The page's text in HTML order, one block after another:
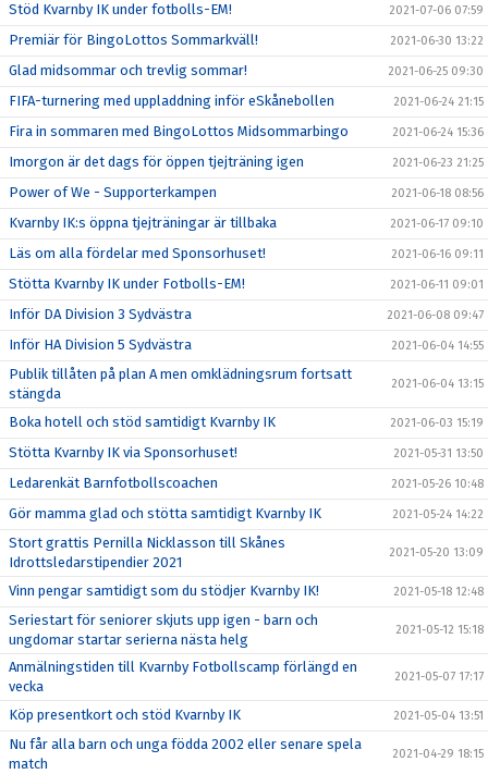
Stöd Kvarnby IK under fotbolls-EM! 2021-07-06 07:59
Premiär för BingoLottos Sommarkväll! 2021-06-30 13:22
Glad midsommar och trevlig sommar! 2021-06-25 09:30
FIFA-turnering med uppladdning inför eSkånebollen 2021-06-24 21:15
Fira in sommaren med BingoLottos Midsommarbingo 2021-06-24 15:36
Imorgon är det dags för öppen tjejträning igen 2021-06-23 21:25
Power of We - Supporterkampen 2021-06-18 08:56
Kvarnby IK:s öppna tjejträningar är tillbaka 2021-06-17 09:10
Läs om alla fördelar med Sponsorhuset! 2021-06-16 09:11
Stötta Kvarnby IK under Fotbolls-EM! 2021-06-11 09:01
Inför DA Division 3 Sydvästra 2021-06-08 09:47
Inför HA Division 5 Sydvästra 2021-06-04 14:55
Publik tillåten på plan A men omklädningsrum fortsatt
stängda
2021-06-04 13:15
Boka hotell och stöd samtidigt Kvarnby IK 2021-06-03 15:19
Stötta Kvarnby IK via Sponsorhuset! 2021-05-31 13:50
Ledarenkät Barnfotbollscoachen 2021-05-26 10:48
Gör mamma glad och stötta samtidigt Kvarnby IK 2021-05-24 14:22
Stort grattis Pernilla Nicklasson till Skånes
Idrottsledarstipendier 2021
2021-05-20 13:09
Vinn pengar samtidigt som du stödjer Kvarnby IK! 2021-05-18 12:48
Seriestart för seniorer skjuts upp igen - barn och
ungdomar startar serierna nästa helg
2021-05-12 15:18
Anmälningstiden till Kvarnby Fotbollscamp förlängd en
vecka
2021-05-07 17:17
Köp presentkort och stöd Kvarnby IK 2021-05-04 13:51
Nu får alla barn och unga födda 2002 eller senare spela
match
2021-04-29 18:15